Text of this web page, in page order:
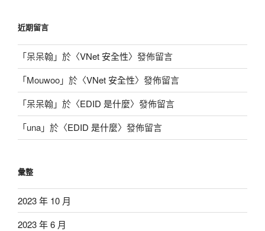
近期留言
「呆呆翰」於〈VNet 安全性〉發佈留言
「Mouwoo」於〈VNet 安全性〉發佈留言
「呆呆翰」於〈EDID 是什麼〉發佈留言
「una」於〈EDID 是什麼〉發佈留言
彙整
2023 年 10 月
2023 年 6 月